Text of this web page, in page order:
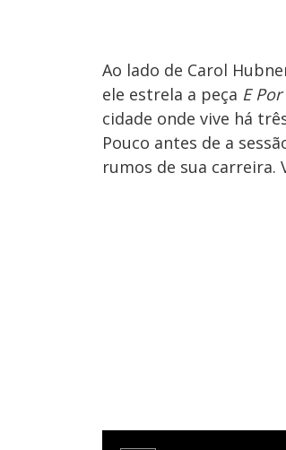
Ao lado de Carol
ele estrela a peça E
cidade onde vive há
Pouco antes de a
rumos de sua carreira.